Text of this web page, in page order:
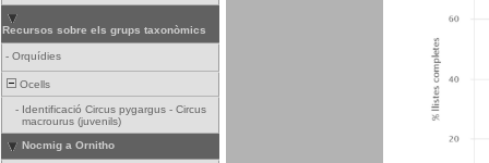
Recursos sobre els grups taxonòmics
- Orquídies
Ocells
- Identificació Circus pygargus - Circus
macrourus (juvenils)
Nocmig a Ornitho